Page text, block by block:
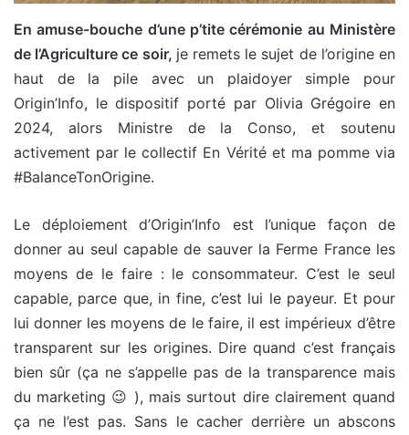
En amuse-bouche d’une p’tite cérémonie au Ministère
de l’Agriculture ce soir, je remets le sujet de l’origine en
haut de la pile avec un plaidoyer simple pour
Origin’Info, le dispositif porté par Olivia Grégoire en
2024, alors Ministre de la Conso, et soutenu
activement par le collectif En Vérité et ma pomme via
#BalanceTonOrigine.
Le déploiement d’Origin’Info est l’unique façon de
donner au seul capable de sauver la Ferme France les
moyens de le faire : le consommateur. C’est le seul
capable, parce que, in fine, c’est lui le payeur. Et pour
lui donner les moyens de le faire, il est impérieux d’être
transparent sur les origines. Dire quand c’est français
bien sûr (ça ne s’appelle pas de la transparence mais
du marketing 😉 ), mais surtout dire clairement quand
ça ne l’est pas. Sans le cacher derrière un abscons